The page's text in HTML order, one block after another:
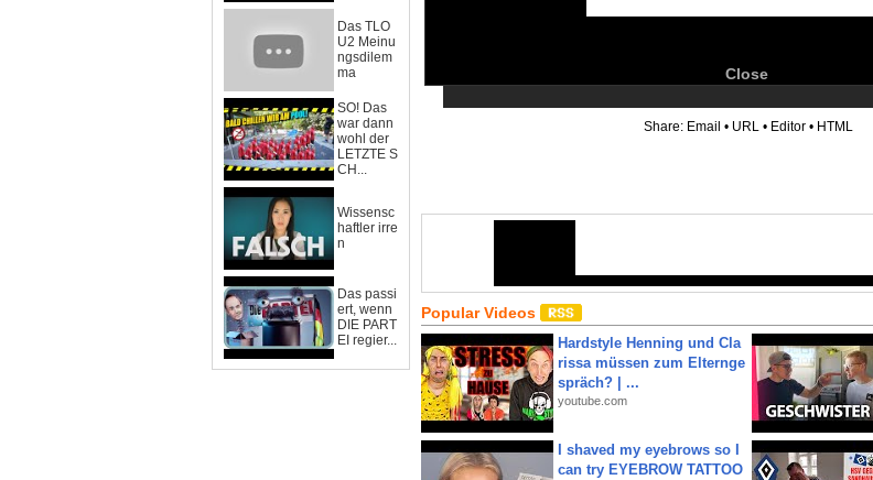
Das TLO
U2 Meinu
ngsdilem
ma
SO! Das
war dann
wohl der
LETZTE S
CH...
Wissensc
haftler irre
n
Das passi
ert, wenn
DIE PART
EI regier...
Close
Share: Email • URL • Editor • HTML
Popular Videos
Hardstyle Henning und Cla
rissa müssen zum Elternge
spräch? | ...
youtube.com
I shaved my eyebrows so I
can try EYEBROW TATTOO